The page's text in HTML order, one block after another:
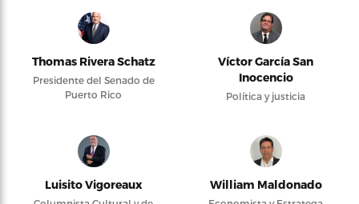
Thomas Rivera Schatz
Presidente del Senado de
Puerto Rico
Víctor García San
Inocencio
Política y justicia
Luisito Vigoreaux William Maldonado